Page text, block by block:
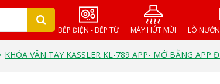
BẾP ĐIỆN - BẾP TỪ MÁY HÚT MÙI LÒ
KHÓA VÂN TAY KASSLER KL-789 APP- MỞ BẰNG APP